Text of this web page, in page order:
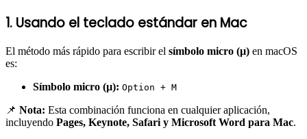
1. Usando el teclado estándar en Mac
El método más rápido para escribir el símbolo micro (µ) en macOS
es:
Símbolo micro (µ): Option + M
📌 Nota: Esta combinación funciona en cualquier aplicación,
incluyendo Pages, Keynote, Safari y Microsoft Word para Mac.